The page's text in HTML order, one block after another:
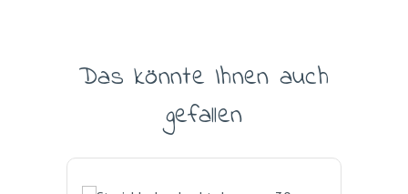
Produktgalerie überspringen
Das könnte Ihnen auch
gefallen